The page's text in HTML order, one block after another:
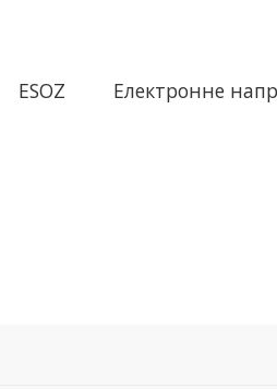
ESOZ Електронне